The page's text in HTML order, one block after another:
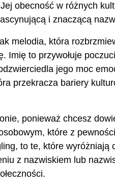
obecność w różnych
i znaczącą
melodia, która
Imię to przywołuje
jego moc
przekracza bariery
ponieważ chcesz
które z
to te, które wyróżniają
z nazwiskiem lub